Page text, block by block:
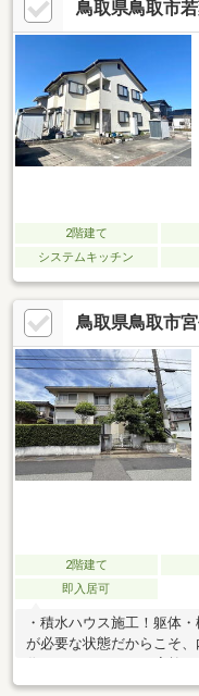
ッチンで会話を楽しみな
嬉しいバルコニー付
物件見学予約受付中！
30-7788】
鳥取県鳥取市
2階建て
システムキッチン
鳥取県鳥取市
2階建て
即入居可
・積水ハウス施工！躯体
が必要な状態だからこそ
かり確保・角地のため2方